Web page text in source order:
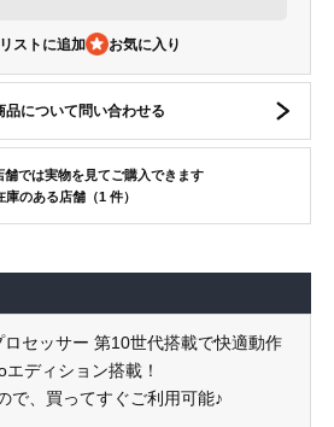
ストに追加
品について問い合わせる
舗では実物を見てご購入できます
庫のある店舗（1 件）
セッサー 第10世代搭載で快適動作
ディション搭載！
で、買ってすぐご利用可能♪